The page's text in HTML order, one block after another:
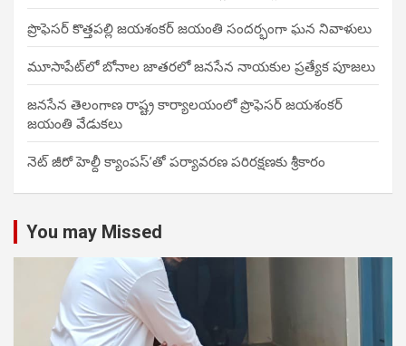
ప్రొఫెసర్ కొత్తపల్లి జయశంకర్ జయంతి సందర్భంగా ఘన నివాళులు
మూసాపేట్‌లో బోనాల జాతరలో జనసేన నాయకుల ప్రత్యేక పూజలు
జనసేన తెలంగాణ రాష్ట్ర కార్యాలయంలో ప్రొఫెసర్ జయశంకర్
జయంతి వేడుకలు
నెట్ జీరో హెల్దీ క్యాంపస్’తో పర్యావరణ పరిరక్షణకు శ్రీకారం
You may Missed